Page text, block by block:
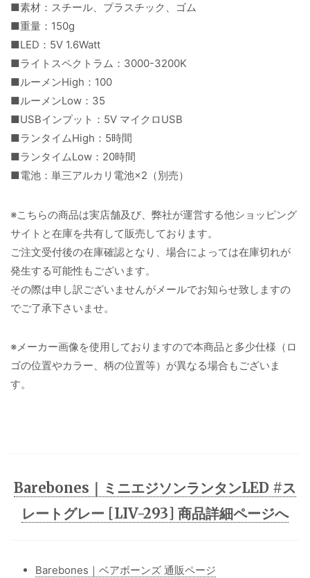
■素材：スチール、プラスチック、ゴム
■重量：150g
■LED：5V 1.6Watt
■ライトスペクトラム：3000-3200K
■ルーメンHigh：100
■ルーメンLow：35
■USBインプット：5V マイクロUSB
■ランタイムHigh：5時間
■ランタイムLow：20時間
■電池：単三アルカリ電池×2（別売）
※こちらの商品は実店舗及び、弊社が運営する他ショッピング
サイトと在庫を共有して販売しております。
ご注文受付後の在庫確認となり、場合によっては在庫切れが
発生する可能性もございます。
その際は申し訳ございませんがメールでお知らせ致しますの
でご了承下さいませ。
※メーカー画像を使用しておりますので本商品と多少仕様（ロ
ゴの位置やカラー、柄の位置等）が異なる場合もございま
す。
Barebones｜ミニエジソンランタンLED #ス
レートグレー [LIV-293] 商品詳細ページへ
Barebones｜ベアボーンズ 通販ページ